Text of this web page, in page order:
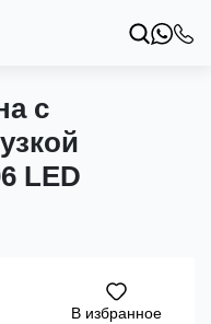
с
LED
В избранное